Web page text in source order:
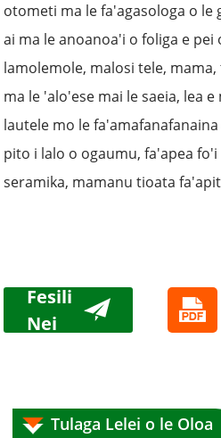
otometi ma le fa'agasologa o le
ai ma le anoanoa'i o foliga e pei
lamolemole, malosi tele,
ma le 'alo'ese mai le saeia, lea
lautele mo le
pito i lalo o ogaumu, fa'apea
seramika, mamanu tioata
Fesili
Nei
Tulaga Lelei o le Oloa